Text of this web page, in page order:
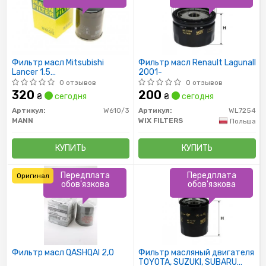
Фильтр масл Mitsubishi
Lancer 1.5
MD135737/MD360935/MZ690070
MANN
0 отзывов
320 ₴ сегодня
Артикул:
W610/3
MANN
КУПИТЬ
Фильтр масл Renault LagunaII
2001-
0 отзывов
200 ₴ сегодня
Артикул:
WL7254
WIX FILTERS
Польша
КУПИТЬ
Фильтр масл QASHQAI 2,0
Передплата
обов'язкова
Оригинал
Фильтр масляный двигателя
TOYOTA, SUZUKI, SUBARU
Передплата
обов'язкова